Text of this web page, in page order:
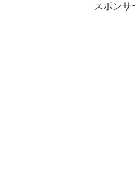
スポンサ